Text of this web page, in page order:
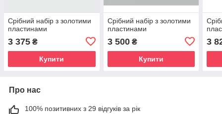
Срібний набір з золотими
пластинами
3 375 ₴
Купити
Срібний набір з золотими
пластинами
3 500₴
Купити
3
Про нас
100% позитивних з 29 відгуків за рік